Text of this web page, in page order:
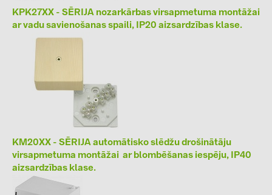
SolarEdge (2)
Trina Solar (6)
Victron Energy B.V. (2)
WHES (5)
KPK27XX - SĒRIJA nozarkārbas virsapmetuma montāžai
ar vadu savienošanas spaili, IP20 aizsardzības klase.
KM20XX - SĒRIJA automātisko slēdžu drošinātāju
virsapmetuma montāžai ar blombēšanas iespēju, IP40
aizsardzības klase.